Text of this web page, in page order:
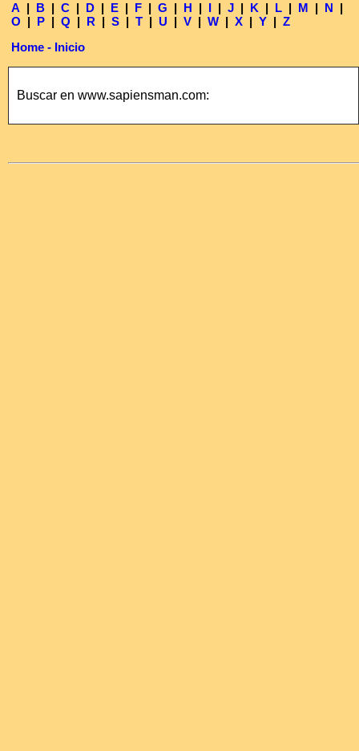
A | B | C | D | E | F | G | H | I | J | K | L | M | N |
O | P | Q | R | S | T | U | V | W | X | Y | Z
Home - Inicio
Buscar en www.sapiensman.com: